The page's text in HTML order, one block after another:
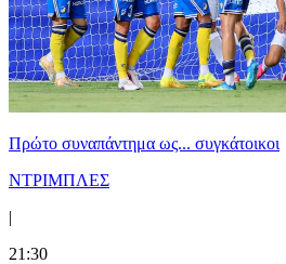
Πρώτο συναπάντημα ως... συγκάτοικοι
ΝΤΡΙΜΠΛΕΣ
|
21:30